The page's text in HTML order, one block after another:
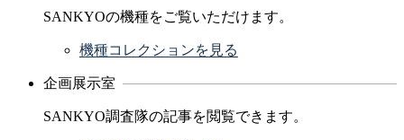
SANKYOの機種をご覧いただけます。
機種コレクションを見る
企画展示室
SANKYO調査隊の記事を閲覧できます。